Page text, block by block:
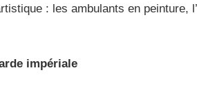
: les ambulants en peinture,
impériale